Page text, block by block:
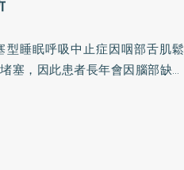
睡眠呼吸中止症因咽部舌肌鬆
塞，因此患者長年會因腦部缺氧